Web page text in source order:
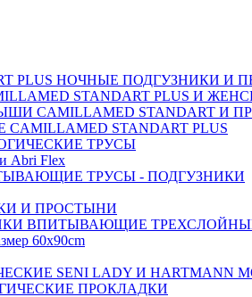
PLUS НОЧНЫЕ ПОДГУЗНИКИ И
STANDART PLUS И
CAMILLAMED STANDART И
STANDART PLUS
ТРУСЫ
Abri Flex
ТРУСЫ - ПОДГУЗНИКИ
И ПРОСТЫНИ
ВПИТЫВАЮЩИЕ
60x90cm
SENI LADY И HARTMANN
ПРОКЛАДКИ